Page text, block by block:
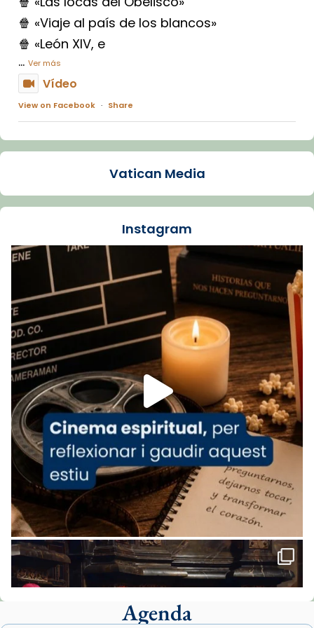
🍿 «Viaje al país de los blancos»
🍿 «León XIV, e
... Ver más
Vídeo
View on Facebook · Share
Arquebisbat de Barcelona
La Carmina va patir depressió. Fa gairebé
dos mesos, a l'Estadi Lluís Companys, la
Recupera l'entrevista comp
Vatican
tican News 👇
www.vaticannews.va/es/iglesia/news/2026-
07/carmina-historia-depresion-papa-viaje-
espana-testimoni...
Foto
View on Facebook · Share
Arquebisbat de Barcelona
2 weeks ago
«Avui les santes Juliana i Semproniana ens
ajuden a alçar la mirada»
Mons. Sergi Gordo, bisbe de Tortosa, ha
presidit aquest 27 de juliol la missa de Les
Santes de Mataró.
🔗tinyurl.com/cvu5jmbk
📸 J. Merino
Vatican Media
Instagram
Agenda